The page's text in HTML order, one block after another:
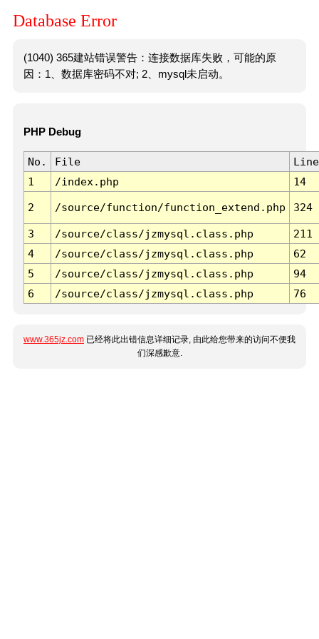
Database Error
(1040) 365建站错误警告：连接数据库失败，可能的原
因：1、数据库密码不对; 2、mysql未启动。
PHP Debug
No. File
Line
1
/index.php 14
2 /source/function/function_extend.php 324
3 /source/class/jzmysql.class.php
211
4
/source/class/jzmysql.class.php
62
5
/source/class/jzmysql.class.php
94
6
/source/class/jzmysql.class.php 76
www.365jz.com 已经将此出错信息详细记录, 由此给您带来的访问不便我
们深感歉意.